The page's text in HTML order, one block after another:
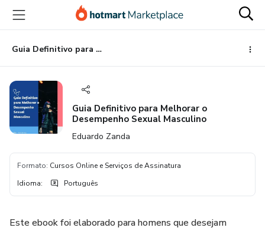
para
conteúdo
principal
para
pagamento
para
rodapé
Guia Definitivo para Melhorar o Desempenho Sexual Masculino
Guia Definitivo para Melhorar o
Desempenho Sexual Masculino
Eduardo Zanda
Formato: Cursos Online e Serviços de Assinatura
Idioma: Português
Este ebook foi elaborado para homens que desejam